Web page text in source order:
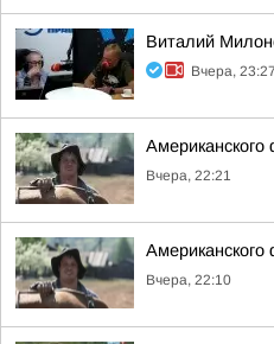
Виталий
Вчера, 23:27
Вчера, 22:21
Вчера, 22:10